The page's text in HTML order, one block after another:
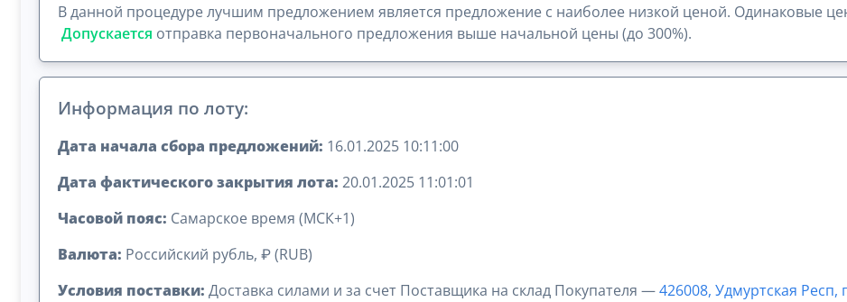
В данной процедуре лучшим предложением является предложение с наиболее низкой ценой. Одинаковые
Допускается отправка первоначального предложения выше начальной цены (до 300%).
Информация по лоту:
Дата начала сбора предложений: 16.01.2025 10:11:00
Дата фактического закрытия лота: 20.01.2025 11:01:01
Часовой пояс: Самарское время (МСК+1)
Валюта: Российский рубль, ₽ (RUB)
Условия поставки: Доставка силами и за счет Поставщика на склад Покупателя —426008, Удмуртская Респ,